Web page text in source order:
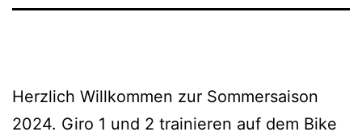
Herzlich Willkommen zur Sommersaison
2024. Giro 1 und 2 trainieren auf dem Bike